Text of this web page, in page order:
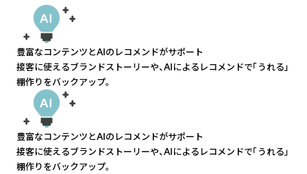
豊富なコンテンツとAIのレコメンドがサポート
接客に使えるブランドストーリーや、AIによるレコメンドで「うれる」
棚作りをバックアップ。
豊富なコンテンツとAIのレコメンドがサポート
接客に使えるブランドストーリーや、AIによるレコメンドで「うれる」
棚作りをバックアップ。